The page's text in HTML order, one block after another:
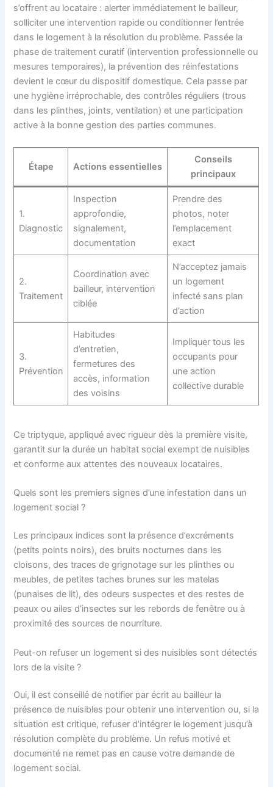
s’offrent au locataire : alerter immédiatement le bailleur,
solliciter une intervention rapide ou conditionner l’entrée
dans le logement à la résolution du problème. Passée la
phase de traitement curatif (intervention professionnelle ou
mesures temporaires), la prévention des réinfestations
devient le cœur du dispositif domestique. Cela passe par
une hygiène irréprochable, des contrôles réguliers (trous
dans les plinthes, joints, ventilation) et une participation
active à la bonne gestion des parties communes.
Étape Actions essentielles
Conseils
principaux
1.
Diagnostic
Inspection
approfondie,
signalement,
documentation
Prendre des
photos, noter
l’emplacement
exact
2.
Traitement
Coordination avec
bailleur, intervention
ciblée
N’acceptez jamais
un logement
infecté sans plan
d’action
3.
Prévention
Habitudes
d’entretien,
fermetures des
accès, information
des voisins
Impliquer tous les
occupants pour
une action
collective durable
Ce triptyque, appliqué avec rigueur dès la première visite,
garantit sur la durée un habitat social exempt de nuisibles
et conforme aux attentes des nouveaux locataires.
Quels sont les premiers signes d’une infestation dans un
logement social ?
Les principaux indices sont la présence d’excréments
(petits points noirs), des bruits nocturnes dans les
cloisons, des traces de grignotage sur les plinthes ou
meubles, de petites taches brunes sur les matelas
(punaises de lit), des odeurs suspectes et des restes de
peaux ou ailes d’insectes sur les rebords de fenêtre ou à
proximité des sources de nourriture.
Peut-on refuser un logement si des nuisibles sont détectés
lors de la visite ?
Oui, il est conseillé de notifier par écrit au bailleur la
présence de nuisibles pour obtenir une intervention ou, si la
situation est critique, refuser d’intégrer le logement jusqu’à
résolution complète du problème. Un refus motivé et
documenté ne remet pas en cause votre demande de
logement social.